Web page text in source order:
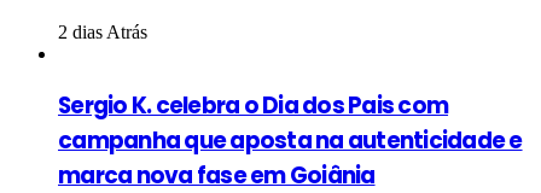
2 dias Atrás
Sergio K. celebra o Dia dos Pais com
campanha que aposta na autenticidade e
marca nova fase em Goiânia